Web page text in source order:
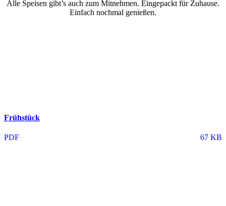
Alle Speisen gibt’s auch zum Mitnehmen. Eingepackt für Zuhause.
Einfach nochmal genießen.
Frühstück
PDF 67 KB